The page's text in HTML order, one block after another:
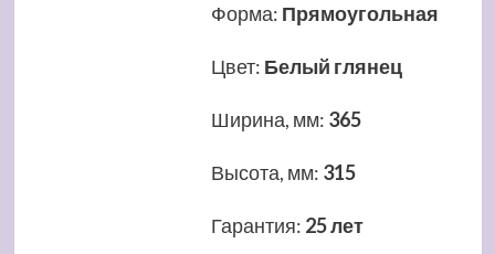
Форма: Прямоугольная
Цвет: Белый глянец
Ширина, мм: 365
Высота, мм: 315
Гарантия: 25 лет